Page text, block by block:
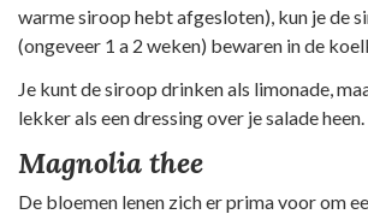
warme siroop hebt afgesloten), kun je de
(ongeveer 1 a 2 weken) bewaren in de
Je kunt de siroop drinken als limonade,
lekker als een dressing over je salade heen.
Magnolia thee
De bloemen lenen zich er prima voor om